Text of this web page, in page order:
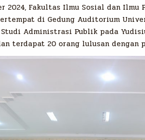
2024, Fakultas Ilmu Sosial dan
di Gedung Auditorium
Administrasi Publik pada
terdapat 20 orang lulusan dengan